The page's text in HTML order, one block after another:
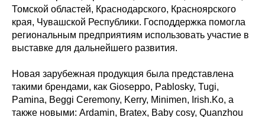
Томской областей, Краснодарского, Красноярского
края, Чувашской Республики. Господдержка помогла
региональным предприятиям использовать участие в
выставке для дальнейшего развития.
Новая зарубежная продукция была представлена
такими брендами, как Gioseppo, Pablosky, Tugi,
Pamina, Beggi Ceremony, Kerry, Minimen, Irish.Ko, а
также новыми: Ardamin, Bratex, Baby cosy, Quanzhou